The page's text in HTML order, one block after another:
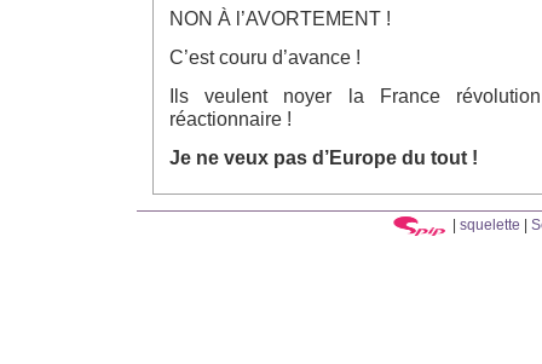
NON À l’AVORTEMENT !
C’est couru d’avance !
Ils veulent noyer la France
réactionnaire !
Je ne veux pas d’Europe du tout !
squelette